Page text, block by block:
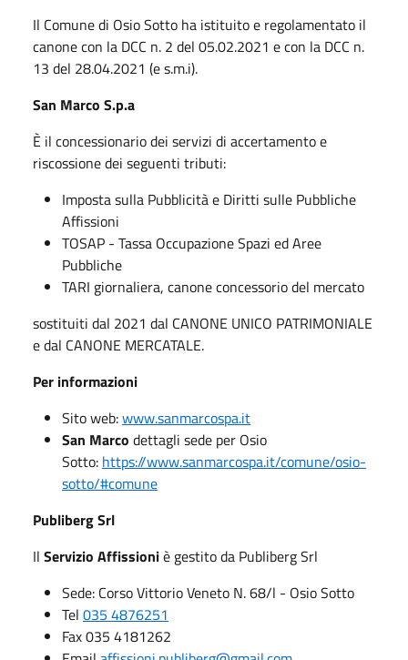
Il Comune di Osio Sotto ha istituito e regolamentato il
canone con la DCC n. 2 del 05.02.2021 e con la DCC n.
13 del 28.04.2021 (e s.m.i).
San Marco S.p.a
È il concessionario dei servizi di accertamento e
riscossione dei seguenti tributi:
Imposta sulla Pubblicità e Diritti sulle Pubbliche
Affissioni
TOSAP - Tassa Occupazione Spazi ed Aree
Pubbliche
TARI giornaliera, canone concessorio del mercato
sostituiti dal 2021 dal CANONE UNICO PATRIMONIALE
e dal CANONE MERCATALE.
Per informazioni
Sito web:www.sanmarcospa.it
San Marco dettagli sede per Osio
Sotto: https://www.sanmarcospa.it/comune/osio-
sotto/#comune
Publiberg Srl
Il Servizio Affissioniè gestito da Publiberg Srl
Sede: Corso Vittorio Veneto N. 68/l - Osio Sotto
Tel 035 4876251
Fax 035 4181262